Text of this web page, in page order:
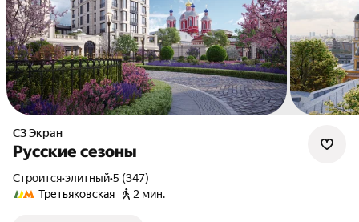
СЗ Экран
Русские сезоны
Строится•элитный•5 (347)
Третьяковская
2 мин.